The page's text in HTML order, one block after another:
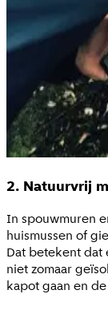
2. Natuurvrij
In spouwmuren
huismussen of
Dat betekent dat
niet zomaar
kapot gaan en